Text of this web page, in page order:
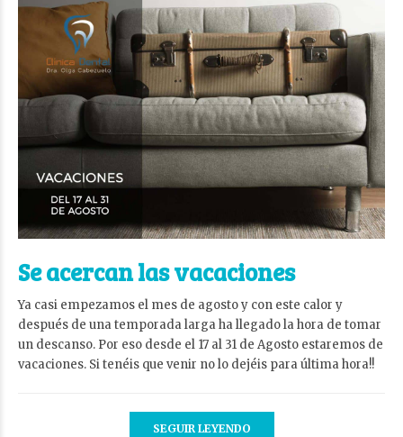
Se acercan las vacaciones
Ya casi empezamos el mes de agosto y con este calor y
después de una temporada larga ha llegado la hora de tomar
un descanso. Por eso desde el 17 al 31 de Agosto estaremos de
vacaciones. Si tenéis que venir no lo dejéis para última hora!!
SEGUIR LEYENDO